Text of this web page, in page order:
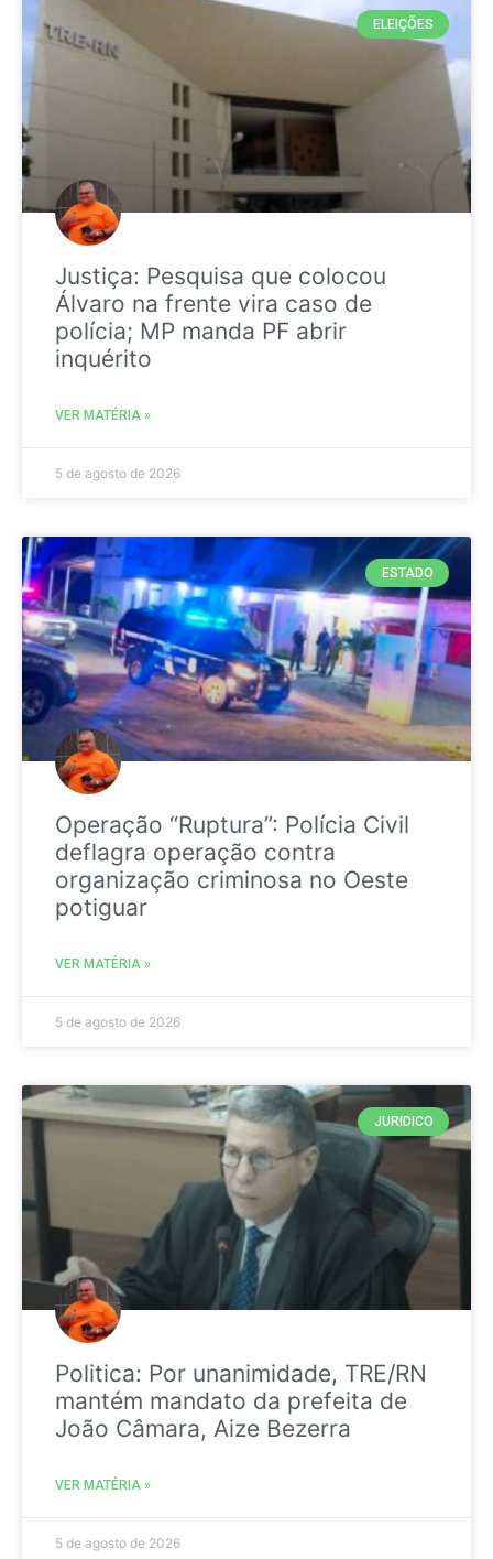
ELEIÇÕES
Justiça: Pesquisa que colocou
Álvaro na frente vira caso de
polícia; MP manda PF abrir
inquérito
VER MATÉRIA »
5 de agosto de 2026
ESTADO
Operação “Ruptura”: Polícia Civil
deflagra operação contra
organização criminosa no Oeste
potiguar
VER MATÉRIA »
5 de agosto de 2026
JURIDICO
Politica: Por unanimidade, TRE/RN
mantém mandato da prefeita de
João Câmara, Aize Bezerra
VER MATÉRIA »
5 de agosto de 2026